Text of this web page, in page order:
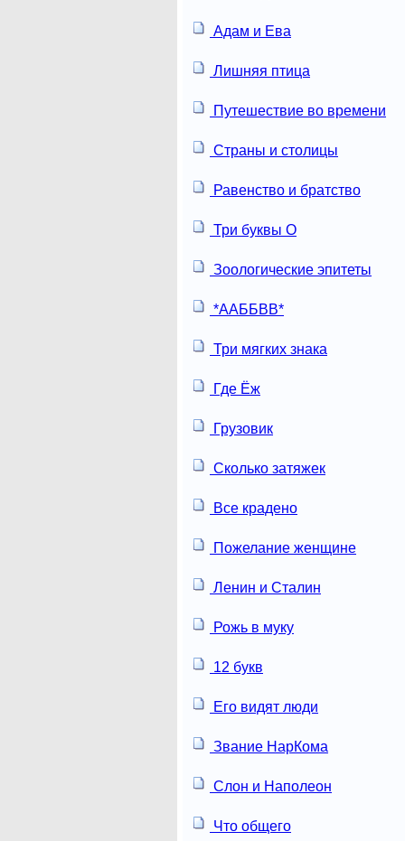
Адам и Ева
Лишняя птица
Путешествие во времени
Страны и столицы
Равенство и братство
Три буквы О
Зоологические эпитеты
*ААББВВ*
Три мягких знака
Где Ёж
Грузовик
Сколько затяжек
Все крадено
Пожелание женщине
Ленин и Сталин
Рожь в муку
12 букв
Его видят люди
Звание НарКома
Слон и Наполеон
Что общего